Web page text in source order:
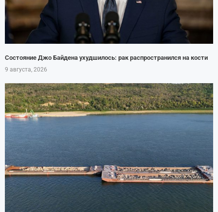
Состояние Джо Байдена ухудшилось: рак распространился на кости
9 августа, 2026